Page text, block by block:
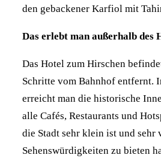
den gebackener Karfiol mit
Das erlebt man außerhalb des
Das Hotel zum Hirschen
Schritte vom Bahnhof entfernt.
erreicht man die historische
alle Cafés, Restaurants und
die Stadt sehr klein ist und sehr
Sehenswürdigkeiten zu bieten